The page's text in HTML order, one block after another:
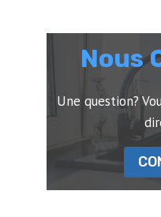
Nous
Une question?